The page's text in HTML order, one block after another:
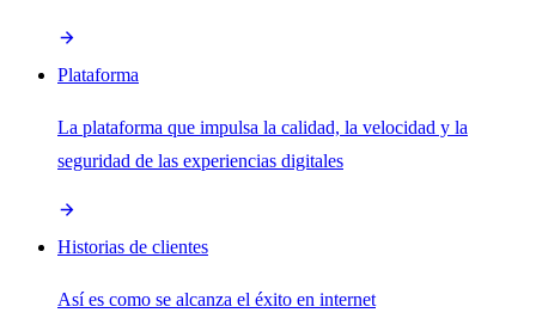
Plataforma
La plataforma que impulsa la calidad, la velocidad y la
seguridad de las experiencias digitales
Historias de clientes
Así es como se alcanza el éxito en internet